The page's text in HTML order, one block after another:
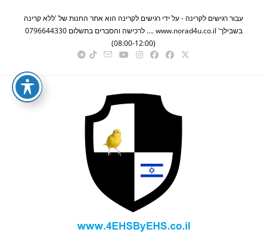
content
עבור רגישים לקרינה - על ידי רגישים לקרינה הוא אתר החנות של 'ללא קרינה
בשבילך' www.norad4u.co.il .... לרכישה והסברים בתשלום 0796644330
(08:00-12:00)